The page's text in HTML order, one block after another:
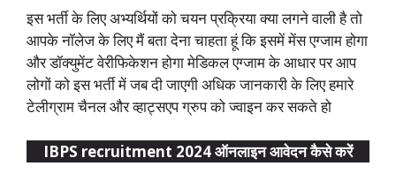
इस भर्ती के लिए अभ्यर्थियों को चयन प्रक्रिया क्या लगने वाली है तो
आपके नॉलेज के लिए मैं बता देना चाहता हूं कि इसमें मेंस एग्जाम होगा
और डॉक्युमेंट वेरीफिकेशन होगा मेडिकल एग्जाम के आधार पर आप
लोगों को इस भर्ती में जब दी जाएगी अधिक जानकारी के लिए हमारे
टेलीग्राम चैनल और व्हाट्सएप ग्रुप को ज्वाइन कर सकते हो
IBPS recruitment 2024 ऑनलाइन आवेदन कैसे करें